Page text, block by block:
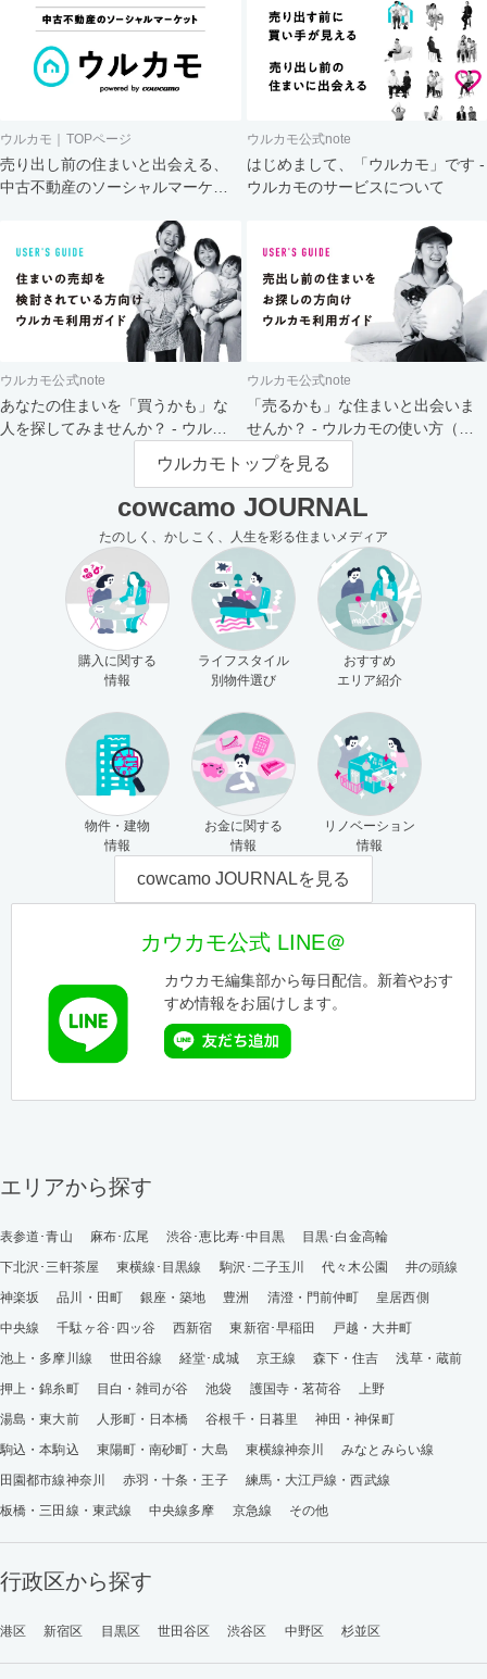
ウルカモ｜TOPページ
売り出し前の住まいと出会える、
中古不動産のソーシャルマーケッ
ウルカモ公式note
はじめまして、「ウルカモ」です -
ウルカモのサービスについて
ウルカモ公式note
あなたの住まいを「買うかも」な
人を探してみませんか？ - ウルカ
ウルカモ公式note
「売るかも」な住まいと出会いま
せんか？ - ウルカモの使い方（買
主さま向け）
ウルカモトップを見る
cowcamo JOURNAL
たのしく、かしこく、人生を彩る住まいメディア
購入に関する
情報
ライフスタイル
別物件選び
おすすめ
エリア紹介
物件・建物
情報
お金に関する
情報
リノベーション
情報
cowcamo JOURNALを見る
カウカモ公式 LINE＠
カウカモ編集部から毎日配信。新着やおす
すめ情報をお届けします。
エリアから探す
表参道･青山 麻布･広尾 渋谷･恵比寿･中目黒
目黒･白金高輪
下北沢･三軒茶屋
東横線･目黒線 駒沢･二子玉川 代々木公園
井の頭線
神楽坂
品川・田町 銀座・築地 豊洲 清澄・門前仲町
皇居西側
中央線
千駄ヶ谷･四ッ谷 西新宿 東新宿･早稲田
戸越・大井町
池上・多摩川線
世田谷線 経堂･成城 京王線 森下・住吉
浅草・蔵前
押上・錦糸町
目白・雑司が谷 池袋 護国寺・茗荷谷
上野
湯島・東大前
人形町・日本橋 谷根千・日暮里
神田・神保町
駒込・本駒込
東陽町・南砂町・大島 東横線神奈川
みなとみらい線
田園都市線神奈川
赤羽・十条・王子
練馬・大江戸線・西武線
板橋・三田線・東武線
中央線多摩 京急線 その他
行政区から探す
港区 新宿区 目黒区 世田谷区 渋谷区 中野区 杉並区